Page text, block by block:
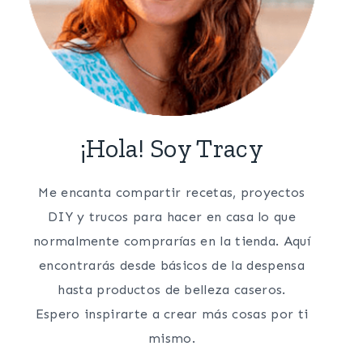
¡Hola! Soy Tracy
Me encanta compartir recetas, proyectos
DIY y trucos para hacer en casa lo que
normalmente comprarías en la tienda. Aquí
encontrarás desde básicos de la despensa
hasta productos de belleza caseros.
Espero inspirarte a crear más cosas por ti
mismo.